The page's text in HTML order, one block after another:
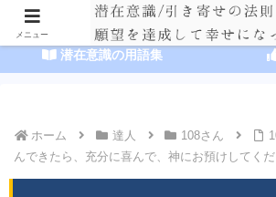
HOME 潜在
潜在意識の用語集
ホーム 達人 108さん
んできたら、充分に喜んで、神にお預けしてくだ
メニュー